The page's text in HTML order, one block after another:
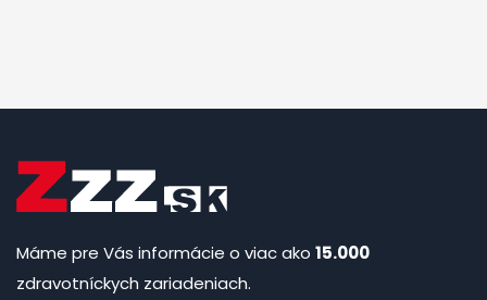
Máme pre Vás informácie o viac ako 15.000
zdravotníckych zariadeniach.